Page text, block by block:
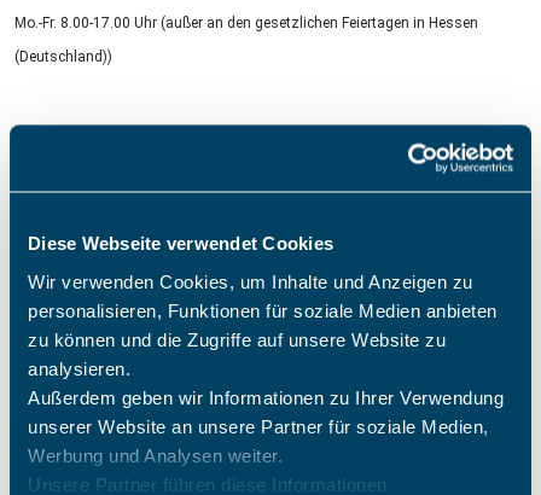
Diese Webseite verwendet Cookies
Wir verwenden Cookies, um Inhalte und Anzeigen zu
personalisieren, Funktionen für soziale Medien anbieten
zu können und die Zugriffe auf unsere Website zu
analysieren.
Außerdem geben wir Informationen zu Ihrer Verwendung
unserer Website an unsere Partner für soziale Medien,
Werbung und Analysen weiter.
Unsere Partner führen diese Informationen
Mo.-Fr. 8.00-17.00 Uhr (außer an den gesetzlichen Feiertagen in Hessen
(Deutschland))
keine versteckte Kosten
keine Kreditkarte erforderlich
keine Werbemails
keine Verpflichtungen
keine Softwareinstallation